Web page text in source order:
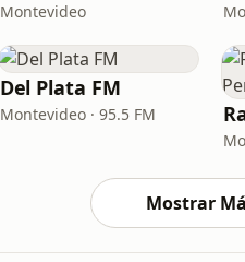
Montevideo
Del Plata FM
Montevideo · 95.5 FM
Mostrar